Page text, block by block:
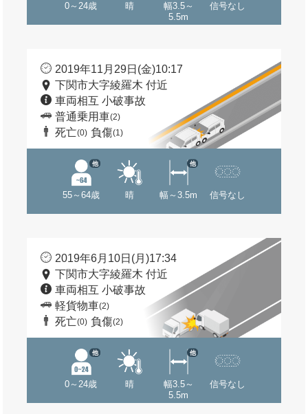
0～24歳 晴
幅3.5～
5.5m
信号なし
2019年11月29日(金)10:17
下関市大字綾羅木 付近
車両相互 小破事故
普通乗用車(2)
死亡(0) 負傷(1)
55～64歳
他
晴 幅～3.5m
他
信号なし
2019年6月10日(月)17:34
下関市大字綾羅木 付近
車両相互 小破事故
軽貨物車(2)
死亡(0) 負傷(2)
0～24歳
他
晴
幅3.5～
5.5m
他
信号なし